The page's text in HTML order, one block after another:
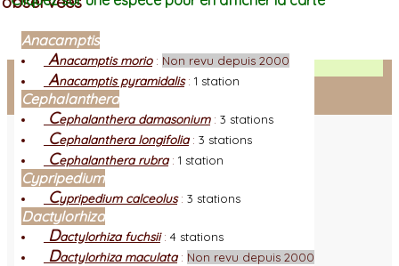
Facebook
Connexion adhérent
Anacamptis
Anacamptis morio: Non revu depuis 2000
Anacamptis pyramidalis: 1 station
Cephalanthera
Cephalanthera damasonium: 3 stations
Cephalanthera longifolia: 3 stations
Cephalanthera rubra: 1 station
Cypripedium
Cypripedium calceolus: 3 stations
Dactylorhiza
Dactylorhiza fuchsii: 4 stations
Dactylorhiza maculata: Non revu depuis 2000